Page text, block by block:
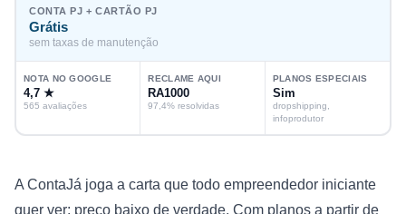
CONTA PJ + CARTÃO PJ
Grátis
sem taxas de manutenção
NOTA NO GOOGLE
4,7 ★
565 avaliações
RECLAME AQUI
RA1000
97,4% resolvidas
PLANOS ESPECIAIS
Sim
dropshipping,
infoprodutor
A ContaJá joga a carta que todo empreendedor iniciante
quer ver: preço baixo de verdade. Com planos a partir de